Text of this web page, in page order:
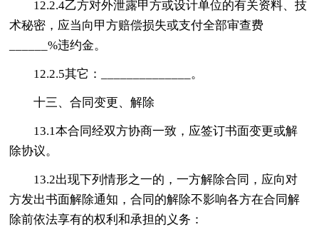
12.2.4乙方对外泄露甲方或设计单位的有关资料、技
术秘密，应当向甲方赔偿损失或支付全部审查费
______%违约金。
12.2.5其它：______________。
十三、合同变更、解除
13.1本合同经双方协商一致，应签订书面变更或解
除协议。
13.2出现下列情形之一的，一方解除合同，应向对
方发出书面解除通知，合同的解除不影响各方在合同解
除前依法享有的权利和承担的义务：